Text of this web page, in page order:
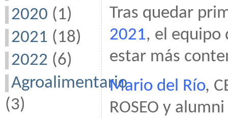
2020 (1)
2021 (18)
2022 (6)
Agroalimentario
(3)
Tras quedar
2021, el equipo
estar más
Mario del Río,
ROSEO y